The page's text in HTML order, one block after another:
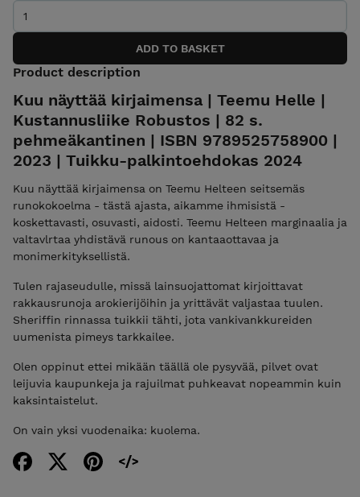
Product description
Kuu näyttää kirjaimensa | Teemu Helle |
Kustannusliike Robustos | 82 s.
pehmeäkantinen | ISBN 9789525758900 |
2023 | Tuikku-palkintoehdokas 2024
Kuu näyttää kirjaimensa on Teemu Helteen seitsemäs
runokokoelma - tästä ajasta, aikamme ihmisistä -
koskettavasti, osuvasti, aidosti. Teemu Helteen marginaalia ja
valtavlrtaa yhdistävä runous on kantaaottavaa ja
monimerkityksellistä.
Tulen rajaseudulle, missä lainsuojattomat kirjoittavat
rakkausrunoja arokierijöihin ja yrittävät valjastaa tuulen.
Sheriffin rinnassa tuikkii tähti, jota vankivankkureiden
uumenista pimeys tarkkailee.
Olen oppinut ettei mikään täällä ole pysyvää, pilvet ovat
leijuvia kaupunkeja ja rajuilmat puhkeavat nopeammin kuin
kaksintaistelut.
On vain yksi vuodenaika: kuolema.